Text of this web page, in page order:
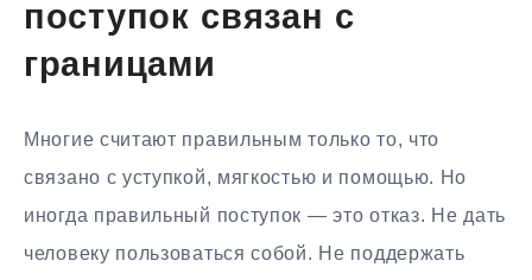
поступок связан с
границами
Многие считают правильным только то, что
связано с уступкой, мягкостью и помощью. Но
иногда правильный поступок — это отказ. Не дать
человеку пользоваться собой. Не поддержать